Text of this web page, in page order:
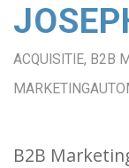
ACQUISITIE, B2B
B2B